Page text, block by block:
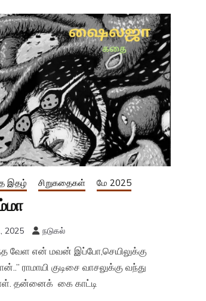
இதழ் சிறுகதைகள் மே 2025
2025 நடுகல்
வேள என் மவன் இப்போ,செயிலுக்கு
ராமாயி குடிசை வாசலுக்கு வந்து
தன்னைக் கை காட்டி